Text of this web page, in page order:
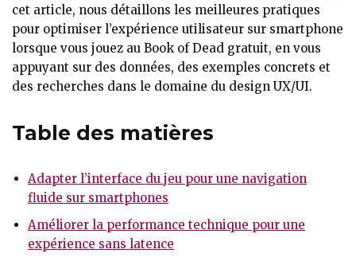
cet article, nous détaillons les meilleures pratiques
pour optimiser l’expérience utilisateur sur smartphone
lorsque vous jouez au Book of Dead gratuit, en vous
appuyant sur des données, des exemples concrets et
des recherches dans le domaine du design UX/UI.
Table des matières
Adapter l’interface du jeu pour une navigation
fluide sur smartphones
Améliorer la performance technique pour une
expérience sans latence